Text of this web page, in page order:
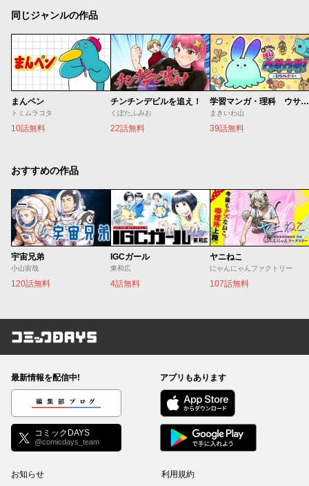
同じジャンルの作品
まんペン
トミムラコタ
10話無料
チンチンデビルを追え！
くぼたふみお
22話無料
学習マンガ・理科 ウサウサ！
まきいわ山
39話無料
おすすめの作品
宇宙兄弟
小山宙哉
120話無料
IGCガール
東和広
4話無料
ヤニねこ
にゃんにゃんファクトリー
107話無料
コミックDAYS
最新情報を配信中!
編集部ブログ
コミックDAYS
@comicdays_team
アプリもあります
お知らせ 利用規約